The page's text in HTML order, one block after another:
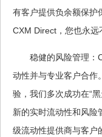
有客户提供负余额保护
CXM Direct，您也永
稳健的风险管理：
动性并与专业客户合作
验，我们多次成功在“
新的实时流动性和风险
级流动性提供商与客户